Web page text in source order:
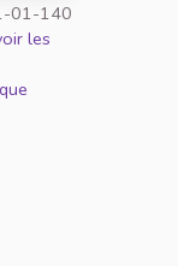
01-140
les